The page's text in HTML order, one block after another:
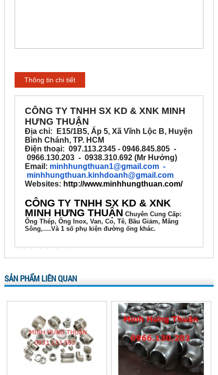
Thông tin chi tiết
CÔNG TY TNHH SX KD & XNK MINH
HƯNG THUẬN
Địa chỉ: E15/1B5, Ấp 5, Xã Vĩnh Lộc B, Huyện
Bình Chánh, TP. HCM
Điện thoại: 097.113.2345 - 0946.845.805 -
0966.130.203 - 0938.310.692 (Mr Hưởng)
Email: minhhungthuan1@gmail.com -
minhhungthuan.kinhdoanh@gmail.com
Websites: http://www.minhhungthuan.com/
CÔNG TY TNHH SX KD & XNK
MINH HƯNG THUẬN ChuyênCung Cấp:
Ống Thép, Ống Inox, Van, Co, Tê, Bầu Giảm, Măng
Sông,….Và 1 số phụ kiện đường ống khác.
SẢN PHẨM LIÊN QUAN